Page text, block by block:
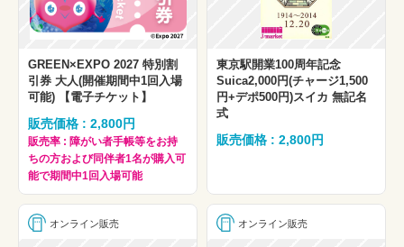
GREEN×EXPO 2027 特別割
引券 大人(開催期間中1回入場
可能) 【電子チケット】
販売価格 : 2,800円
販売率 : 障がい者手帳等をお持
ちの方および同伴者1名が購入可
能で期間中1回入場可能
東京駅開業100周年記念
Suica2,000円(チャージ1,500
円+デポ500円)スイカ 無記名
式
販売価格 : 2,800円
オンライン販売 オンライン販売